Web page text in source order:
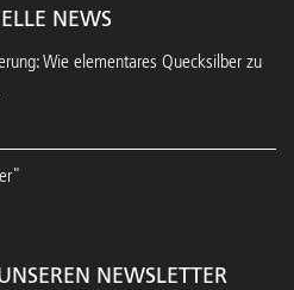
NEWS
Wie elementares Quecksilber zu
NEWSLETTER